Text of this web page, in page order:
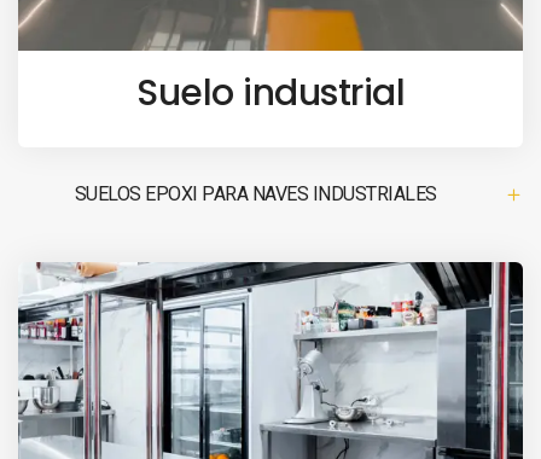
Suelo industrial
SUELOS EPOXI PARA NAVES INDUSTRIALES